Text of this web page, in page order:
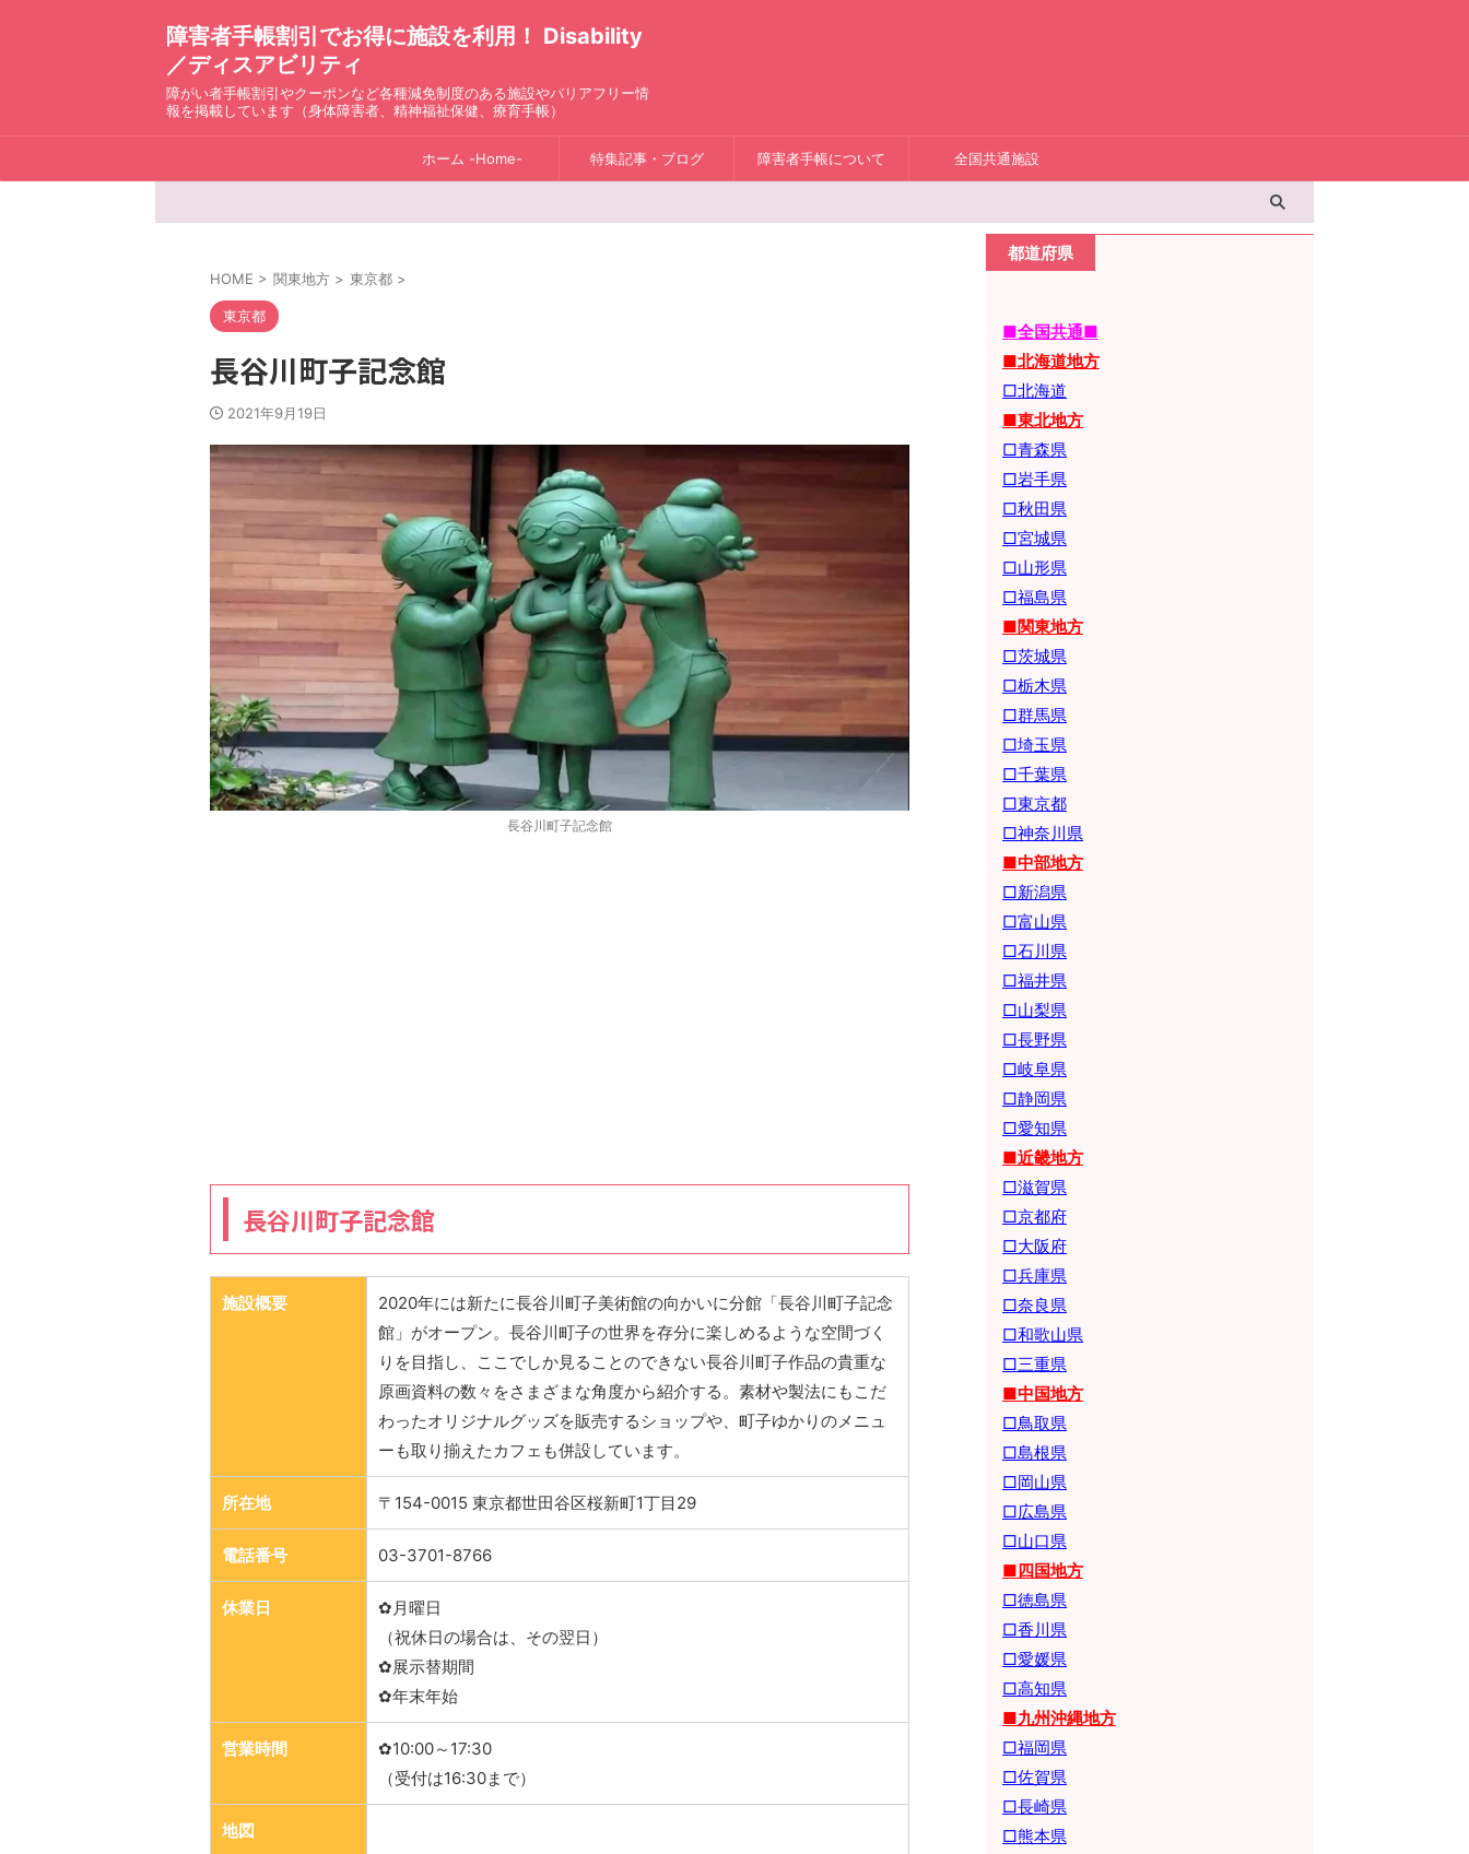
障害者手帳割引でお得に施設を利用！ Disability
／ディスアビリティ
障がい者手帳割引やクーポンなど各種減免制度のある施設やバリアフリー情
報を掲載しています（身体障害者、精神福祉保健、療育手帳）
ホーム -Home- 特集記事・ブログ 障害者手帳について 全国共通施設
HOME > 関東地方 > 東京都 >
東京都
長谷川町子記念館
2021年9月19日
長谷川町子記念館
長谷川町子記念館
施設概要
2020年には新たに長谷川町子美術館の向かいに分館「長谷川町子記念
館」がオープン。長谷川町子の世界を存分に楽しめるような空間づく
りを目指し、ここでしか見ることのできない長谷川町子作品の貴重な
原画資料の数々をさまざまな角度から紹介する。素材や製法にもこだ
わったオリジナルグッズを販売するショップや、町子ゆかりのメニュ
ーも取り揃えたカフェも併設しています。
所在地 〒154-0015 東京都世田谷区桜新町1丁目29
電話番号 03-3701-8766
休業日
✿月曜日
（祝休日の場合は、その翌日）
✿展示替期間
✿年末年始
営業時間
✿10:00～17:30
（受付は16:30まで）
地図
都道府県
■全国共通■
■北海道地方
□北海道
■東北地方
□青森県
□岩手県
□秋田県
□宮城県
□山形県
□福島県
■関東地方
□茨城県
□栃木県
□群馬県
□埼玉県
□千葉県
□東京都
□神奈川県
■中部地方
□新潟県
□富山県
□石川県
□福井県
□山梨県
□長野県
□岐阜県
□静岡県
□愛知県
■近畿地方
□滋賀県
□京都府
□大阪府
□兵庫県
□奈良県
□和歌山県
□三重県
■中国地方
□鳥取県
□島根県
□岡山県
□広島県
□山口県
■四国地方
□徳島県
□香川県
□愛媛県
□高知県
■九州沖縄地方
□福岡県
□佐賀県
□長崎県
□熊本県